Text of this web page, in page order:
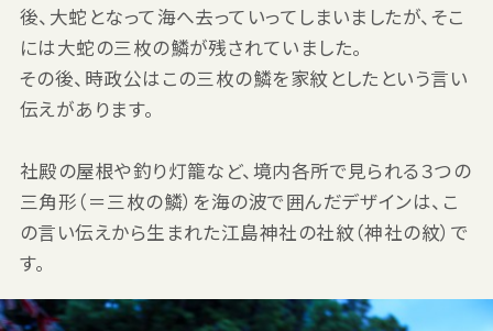
後、大蛇となって海へ去っていってしまいましたが、そこ
には大蛇の三枚の鱗が残されていました。
その後、時政公はこの三枚の鱗を家紋としたという言い
伝えがあります。
社殿の屋根や釣り灯籠など、境内各所で見られる３つの
三角形（＝三枚の鱗）を海の波で囲んだデザインは、こ
の言い伝えから生まれた江島神社の社紋（神社の紋）で
す。